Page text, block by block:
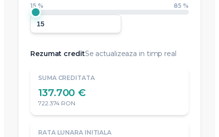
15 % 85 %
Rezumat creditSe actualizeaza in timp real
SUMA CREDITATA
137.700 €
722.374 RON
RATA LUNARA INITIALA